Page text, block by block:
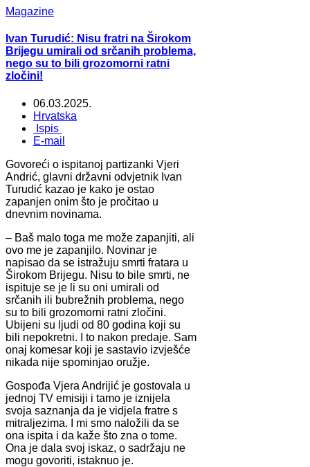
Magazine
Ivan Turudić: Nisu fratri na Širokom
Brijegu umirali od srčanih problema,
nego su to bili grozomorni ratni
zločini!
06.03.2025.
Hrvatska
Ispis
E-mail
Govoreći o ispitanoj partizanki Vjeri
Andrić, glavni državni odvjetnik Ivan
Turudić kazao je kako je ostao
zapanjen onim što je pročitao u
dnevnim novinama.
– Baš malo toga me može zapanjiti, ali
ovo me je zapanjilo. Novinar je
napisao da se istražuju smrti fratara u
Širokom Brijegu. Nisu to bile smrti, ne
ispituje se je li su oni umirali od
srčanih ili bubrežnih problema, nego
su to bili grozomorni ratni zločini.
Ubijeni su ljudi od 80 godina koji su
bili nepokretni. I to nakon predaje. Sam
onaj komesar koji je sastavio izvješće
nikada nije spominjao oružje.
Gospođa Vjera Andrijić je gostovala u
jednoj TV emisiji i tamo je iznijela
svoja saznanja da je vidjela fratre s
mitraljezima. I mi smo naložili da se
ona ispita i da kaže što zna o tome.
Ona je dala svoj iskaz, o sadržaju ne
mogu govoriti, istaknuo je.